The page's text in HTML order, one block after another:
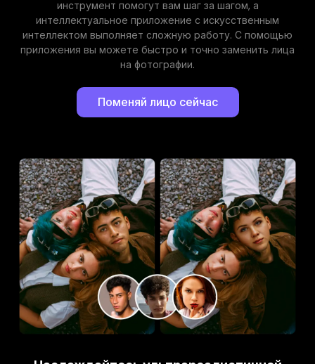
инструмент помогут вам шаг за шагом, а
интеллектуальное приложение с искусственным
интеллектом выполняет сложную работу. С помощью
приложения вы можете быстро и точно заменить лица
на фотографии.
Поменяй лицо сейчас